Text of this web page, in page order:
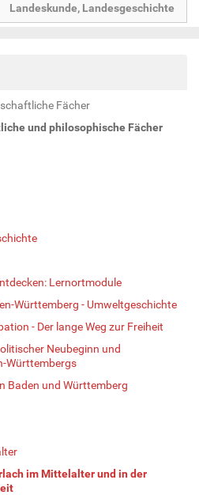
Landeskunde, Landesgeschichte
Fächer
und philosophische Fächer
Lernortmodule
Württemberg - Umweltgeschichte
- Der lange Weg zur Freiheit
Neubeginn und
Württembergs
Baden und Württemberg
im Mittelalter und in der